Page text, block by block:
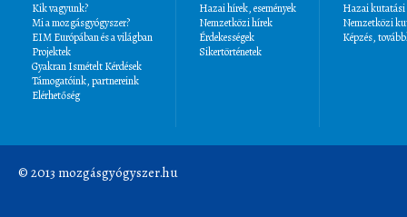
Kik vagyunk?
Mi a mozgásgyógyszer?
EIM Európában és a világban
Projektek
Gyakran Ismételt Kérdések
Támogatóink, partnereink
Elérhetőség
Hazai hírek, események
Nemzetközi hírek
Érdekességek
Sikertörténetek
Hazai kutatási
Nemzetközi
Képzés,
© 2013 mozgásgyógyszer.hu